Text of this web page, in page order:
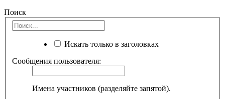
Поиск
Искать только в заголовках
Сообщения пользователя:
Имена участников (разделяйте запятой).